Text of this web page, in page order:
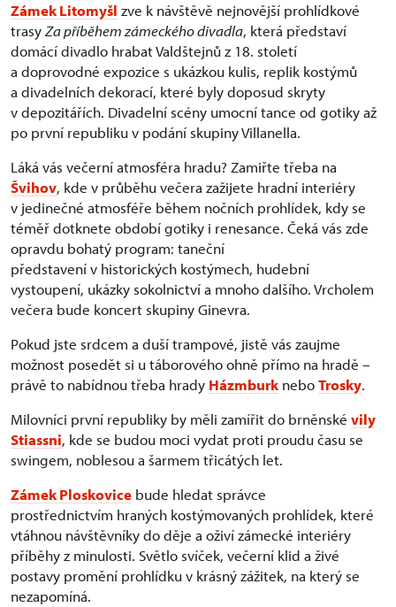
Zámek Litomyšl zve k návštěvě nejnovější prohlídkové
trasyZa příběhem zámeckého divadla, která představí
domácí divadlo hrabat Valdštejnů z 18. století
a doprovodné expozice s ukázkou kulis, replik kostýmů
a divadelních dekorací, které byly doposud skryty
v depozitářích. Divadelní scény umocní tance od gotiky až
po první republiku v podání skupiny Villanella.
Láká vás večerní atmosféra hradu? Zamiřte třeba na
Švihov, kde v průběhu večera zažijete hradní interiéry
v jedinečné atmosféře během nočních prohlídek, kdy se
téměř dotknete období gotiky i renesance. Čeká vás zde
opravdu bohatý program: taneční
představení v historických kostýmech, hudební
vystoupení, ukázky sokolnictví a mnoho dalšího. Vrcholem
večera bude koncert skupiny Ginevra.
Pokud jste srdcem a duší trampové, jistě vás zaujme
možnost posedět si u táborového ohně přímo na hradě –
právě to nabídnou třeba hrady Házmburk neboTrosky.
Milovníci první republiky by měli zamířit do brněnské vily
Stiassni, kde se budou moci vydat proti proudu času se
swingem, noblesou a šarmem třicátých let.
Zámek Ploskovice bude hledat správce
prostřednictvím hraných kostýmovaných prohlídek, které
vtáhnou návštěvníky do děje a oživí zámecké interiéry
příběhy z minulosti. Světlo svíček, večerní klid a živé
postavy promění prohlídku v krásný zážitek, na který se
nezapomíná.